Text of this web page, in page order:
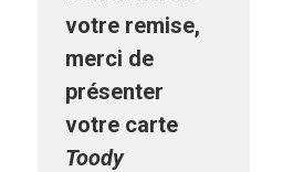
votre remise,
merci de
présenter
votre carte
Toody